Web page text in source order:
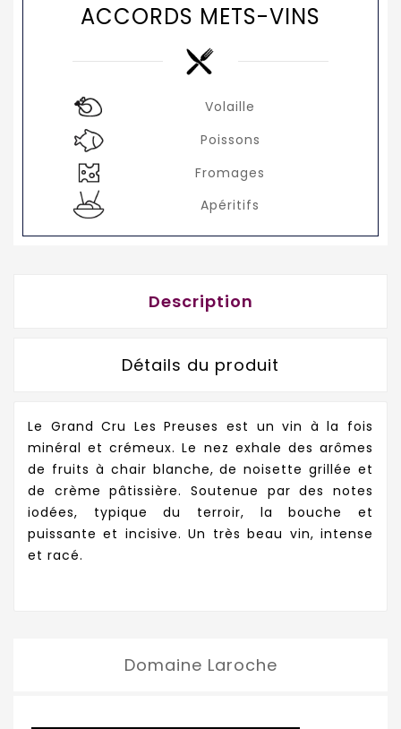
ACCORDS METS-VINS
Volaille
Poissons
Fromages
Apéritifs
Description
Détails du produit
Le Grand Cru Les Preuses est un vin à la fois
minéral et crémeux. Le nez exhale des arômes
de fruits à chair blanche, de noisette grillée et
de crème pâtissière. Soutenue par des notes
iodées, typique du terroir, la bouche et
puissante et incisive. Un très beau vin, intense
et racé.
Domaine Laroche